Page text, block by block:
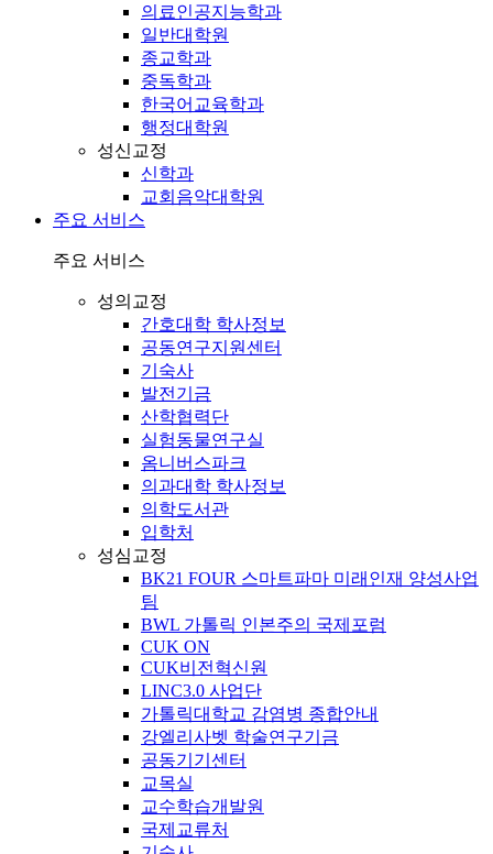
의료인공지능학과
일반대학원
종교학과
중독학과
한국어교육학과
행정대학원
성신교정
신학과
교회음악대학원
주요 서비스
주요 서비스
성의교정
간호대학 학사정보
공동연구지원센터
기숙사
발전기금
산학협력단
실험동물연구실
옴니버스파크
의과대학 학사정보
의학도서관
입학처
성심교정
BK21 FOUR 스마트파마 미래인재 양성사업
팀
BWL 가톨릭 인본주의 국제포럼
CUK ON
CUK비전혁신원
LINC3.0 사업단
가톨릭대학교 감염병 종합안내
강엘리사벳 학술연구기금
공동기기센터
교목실
교수학습개발원
국제교류처